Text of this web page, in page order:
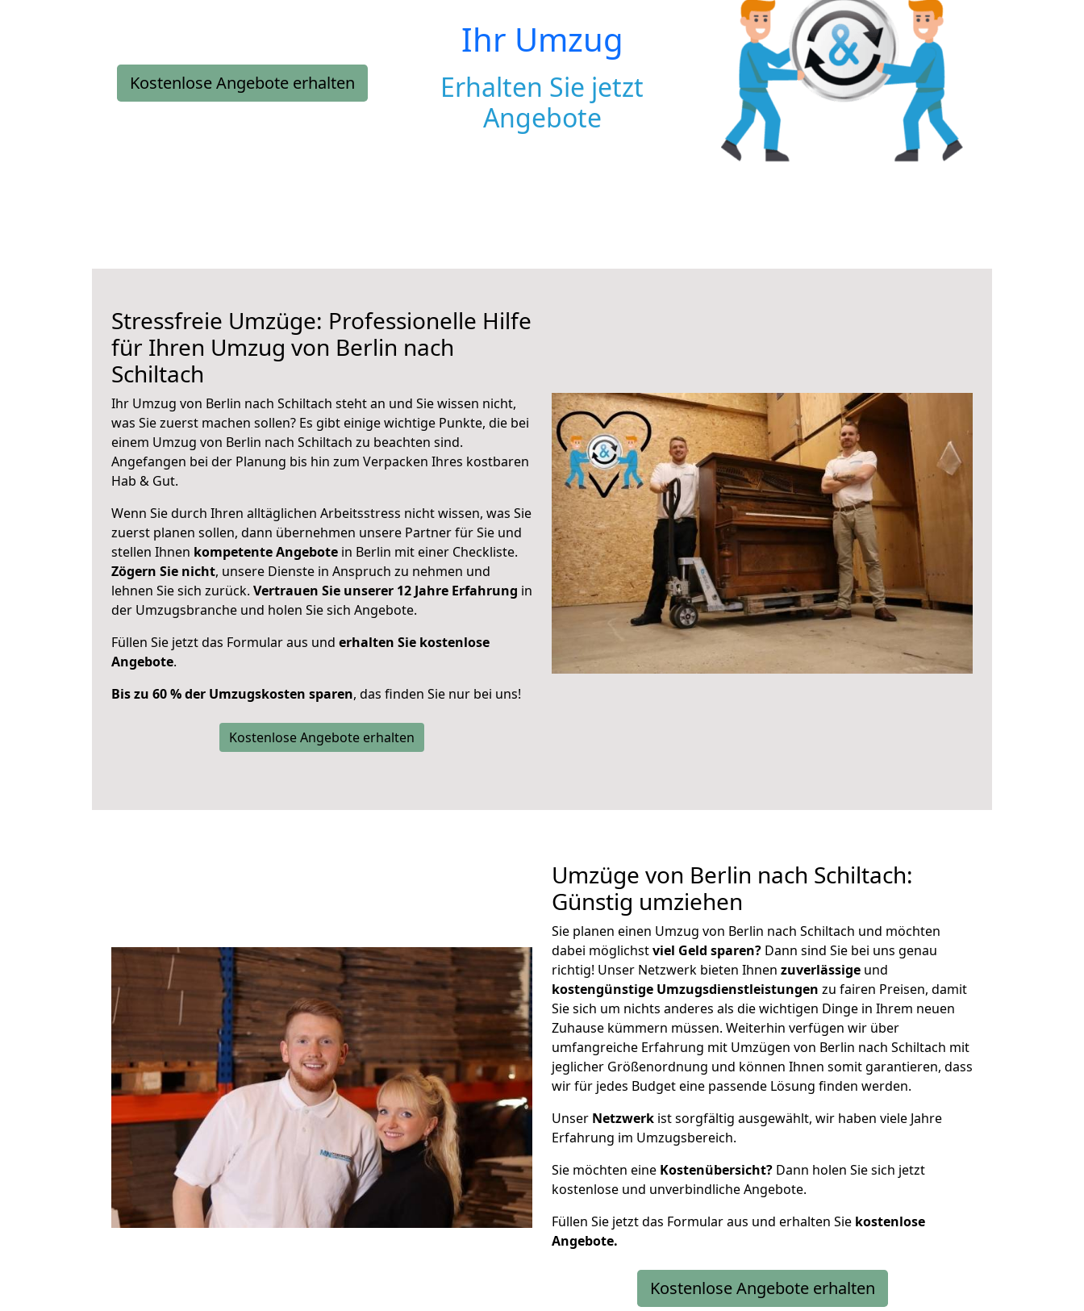
Kostenlose Angebote erhalten
Ihr Umzug
Erhalten Sie jetzt
Angebote
Stressfreie Umzüge: Professionelle Hilfe
für Ihren Umzug von Berlin nach
Schiltach
Ihr Umzug von Berlin nach Schiltach steht an und Sie wissen nicht,
was Sie zuerst machen sollen? Es gibt einige wichtige Punkte, die bei
einem Umzug von Berlin nach Schiltach zu beachten sind.
Angefangen bei der Planung bis hin zum Verpacken Ihres kostbaren
Hab & Gut.
Wenn Sie durch Ihren alltäglichen Arbeitsstress nicht wissen, was Sie
zuerst planen sollen, dann übernehmen unsere Partner für Sie und
stellen Ihnen kompetente Angebote in Berlin mit einer Checkliste.
Zögern Sie nicht, unsere Dienste in Anspruch zu nehmen und
lehnen Sie sich zurück. Vertrauen Sie unserer 12 Jahre Erfahrung in
der Umzugsbranche und holen Sie sich Angebote.
Füllen Sie jetzt das Formular aus und erhalten Sie kostenlose
Angebote.
Bis zu 60 % der Umzugskosten sparen, das finden Sie nur bei uns!
Kostenlose Angebote erhalten
Umzüge von Berlin nach Schiltach:
Günstig umziehen
Sie planen einen Umzug von Berlin nach Schiltach und möchten
dabei möglichstviel Geld sparen? Dann sind Sie bei uns genau
richtig! Unser Netzwerk bieten Ihnen zuverlässige und
kostengünstige Umzugsdienstleistungen zu fairen Preisen, damit
Sie sich um nichts anderes als die wichtigen Dinge in Ihrem neuen
Zuhause kümmern müssen. Weiterhin verfügen wir über
umfangreiche Erfahrung mit Umzügen von Berlin nach Schiltach mit
jeglicher Größenordnung und können Ihnen somit garantieren, dass
wir für jedes Budget eine passende Lösung finden werden.
Unser Netzwerk ist sorgfältig ausgewählt, wir haben viele Jahre
Erfahrung im Umzugsbereich.
Sie möchten eine Kostenübersicht? Dann holen Sie sich jetzt
kostenlose und unverbindliche Angebote.
Füllen Sie jetzt das Formular aus und erhalten Sie kostenlose
Angebote.
Kostenlose Angebote erhalten